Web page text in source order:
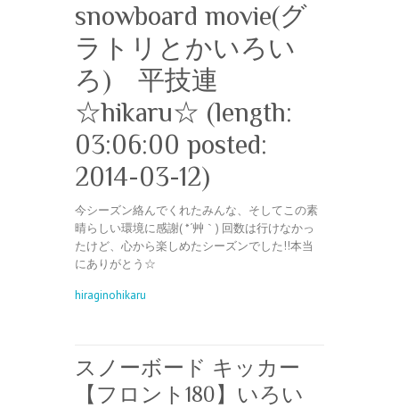
snowboard movie(グ
ラトリとかいろい
ろ) 平技連
☆hikaru☆ (length:
03:06:00 posted:
2014-03-12)
今シーズン絡んでくれたみんな、そしてこの素
晴らしい環境に感謝( *´艸｀) 回数は行けなかっ
たけど、心から楽しめたシーズンでした!!本当
にありがとう☆
hiraginohikaru
スノーボード キッカー
【フロント180】いろい